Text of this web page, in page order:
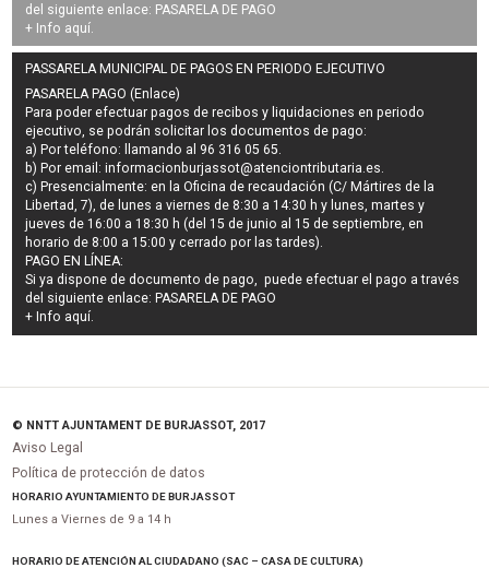
del siguiente enlace: PASARELA DE PAGO
+ Info aquí.
PASSARELA MUNICIPAL DE PAGOS EN PERIODO EJECUTIVO
PASARELA PAGO (Enlace)
Para poder efectuar pagos derecibos y liquidaciones en periodo
ejecutivo, se podrán solicitar los documentos de pago:
a) Por teléfono: llamando al 96 316 05 65.
b) Por email:informacionburjassot@atenciontributaria.es.
c) Presencialmente: en la Oficina de recaudación (C/ Mártires de la
Libertad, 7), de lunes a viernes de 8:30 a 14:30 h y lunes, martes y
jueves de 16:00 a 18:30 h (del 15 de junio al 15 de septiembre, en
horario de 8:00 a 15:00 y cerrado por las tardes).
PAGO EN LÍNEA:
Si ya dispone de documento de pago, puede efectuar el pago a través
del siguiente enlace: PASARELA DE PAGO
+ Info aquí.
© NNTT AJUNTAMENT DE BURJASSOT, 2017
Aviso Legal
Política de protección de datos
HORARIO AYUNTAMIENTO DE BURJASSOT
Lunes a Viernes de 9 a 14 h
HORARIO DE ATENCIÓN AL CIUDADANO (SAC – CASA DE CULTURA)